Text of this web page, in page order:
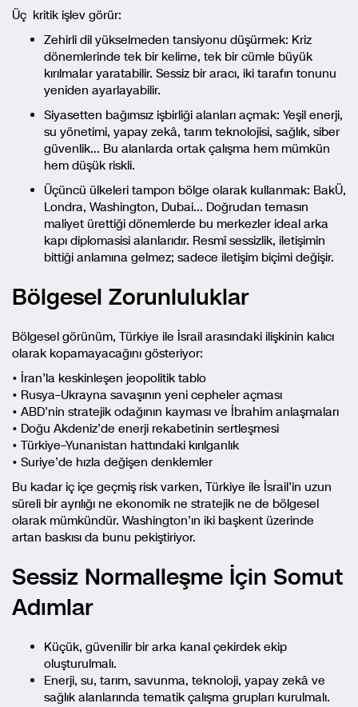
Üç kritik işlev görür:
Zehirli dil yükselmeden tansiyonu düşürmek: Kriz
dönemlerinde tek bir kelime, tek bir cümle büyük
kırılmalar yaratabilir. Sessiz bir aracı, iki tarafın tonunu
yeniden ayarlayabilir.
Siyasetten bağımsız işbirliği alanları açmak: Yeşil enerji,
su yönetimi, yapay zekâ, tarım teknolojisi, sağlık, siber
güvenlik… Bu alanlarda ortak çalışma hem mümkün
hem düşük riskli.
Üçüncü ülkeleri tampon bölge olarak kullanmak: BakÜ,
Londra, Washington, Dubai… Doğrudan temasın
maliyet ürettiği dönemlerde bu merkezler ideal arka
kapı diplomasisi alanlarıdır. Resmî sessizlik, iletişimin
bittiği anlamına gelmez; sadece iletişim biçimi değişir.
Bölgesel Zorunluluklar
Bölgesel görünüm, Türkiye ile İsrail arasındaki ilişkinin kalıcı
olarak kopamayacağını gösteriyor:
• İran’la keskinleşen jeopolitik tablo
• Rusya–Ukrayna savaşının yeni cepheler açması
• ABD’nin stratejik odağının kayması ve İbrahim anlaşmaları
• Doğu Akdeniz’de enerji rekabetinin sertleşmesi
• Türkiye–Yunanistan hattındaki kırılganlık
• Suriye’de hızla değişen denklemler
Bu kadar iç içe geçmiş risk varken, Türkiye ile İsrail’in uzun
süreli bir ayrılığı ne ekonomik ne stratejik ne de bölgesel
olarak mümkündür. Washington’ın iki başkent üzerinde
artan baskısı da bunu pekiştiriyor.
Sessiz Normalleşme İçin Somut
Adımlar
Küçük, güvenilir bir arka kanal çekirdek ekip
oluşturulmalı.
Enerji, su, tarım, savunma, teknoloji, yapay zekâ ve
sağlık alanlarında tematik çalışma grupları kurulmalı.